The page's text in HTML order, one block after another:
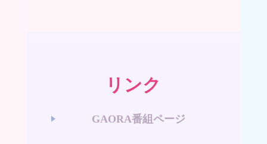
リンク
GAORA番組ページ